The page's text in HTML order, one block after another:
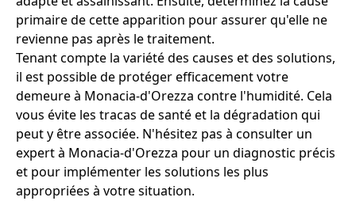
primaire de cette apparition pour assurer qu'elle ne
revienne pas après le traitement.
Tenant compte la variété des causes et des solutions,
il est possible de protéger efficacement votre
demeure à Monacia-d'Orezza contre l'humidité. Cela
vous évite les tracas de santé et la dégradation qui
peut y être associée. N'hésitez pas à consulter un
expert à Monacia-d'Orezza pour un diagnostic précis
et pour implémenter les solutions les plus
appropriées à votre situation.